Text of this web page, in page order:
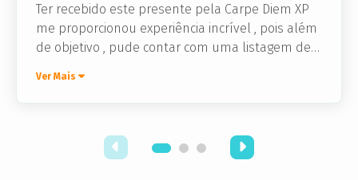
Ter recebido este presente pela Carpe Diem XP
me proporcionou experiência incrível , pois além
de objetivo , pude contar com uma listagem de
Ver Mais